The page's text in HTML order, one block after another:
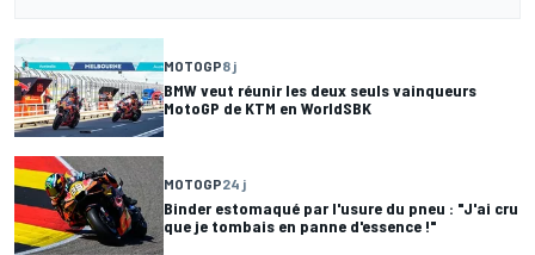
MOTOGP8 j
BMW veut réunir les deux seuls vainqueurs
MotoGP de KTM en WorldSBK
MOTOGP24 j
Binder estomaqué par l'usure du pneu : "J'ai cru
que je tombais en panne d'essence !"